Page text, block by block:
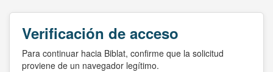
Verificación de acceso
Para continuar hacia Biblat, confirme que la solicitud
proviene de un navegador legítimo.